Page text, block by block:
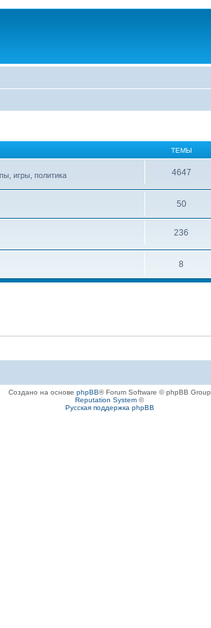
ТЕМЫ
игры, политика
4647
50
236
8
Создано на основе phpBB® Forum Software © phpBB Group
Reputation System ©
Русская поддержка phpBB